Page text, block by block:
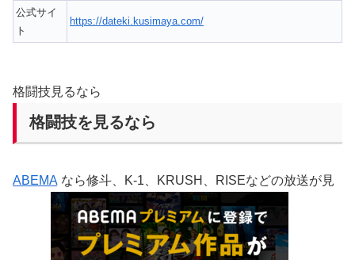
公式サイ
ト
https://dateki.kusimaya.com/
格闘技見るなら
格闘技を見るなら
ABEMA なら修斗、K-1、KRUSH、RISEなどの放送が見